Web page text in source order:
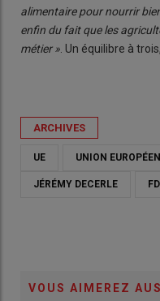
alimentaire pour nourrir
enfin du fait que les
métier » . Un équilibre à
ARCHIVES
UE UNION
JÉRÉMY DECERLE
VOUS AIMEREZ